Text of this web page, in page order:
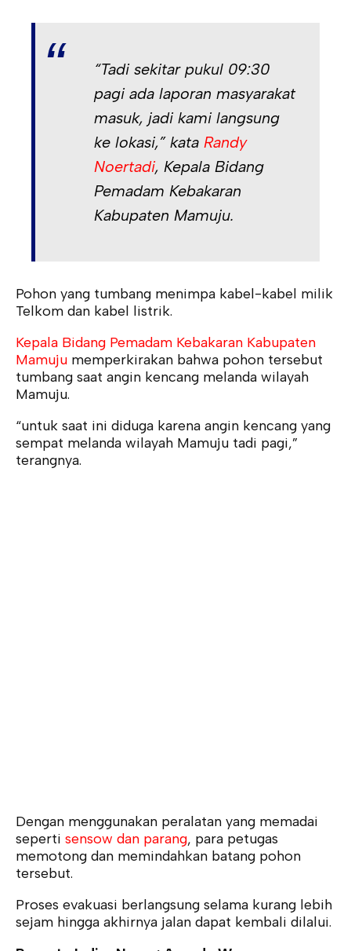
“Tadi sekitar pukul 09:30
pagi ada laporan masyarakat
masuk, jadi kami langsung
ke lokasi,” kata Randy
Noertadi, Kepala Bidang
Pemadam Kebakaran
Kabupaten Mamuju.
Pohon yang tumbang menimpa kabel-kabel milik
Telkom dan kabel listrik.
Kepala Bidang Pemadam Kebakaran Kabupaten
Mamuju memperkirakan bahwa pohon tersebut
tumbang saat angin kencang melanda wilayah
Mamuju.
“untuk saat ini diduga karena angin kencang yang
sempat melanda wilayah Mamuju tadi pagi,”
terangnya.
Dengan menggunakan peralatan yang memadai
seperti sensow dan parang, para petugas
memotong dan memindahkan batang pohon
tersebut.
Proses evakuasi berlangsung selama kurang lebih
sejam hingga akhirnya jalan dapat kembali dilalui.